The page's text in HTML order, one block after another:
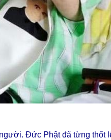
Đức Phật đã từng thốt